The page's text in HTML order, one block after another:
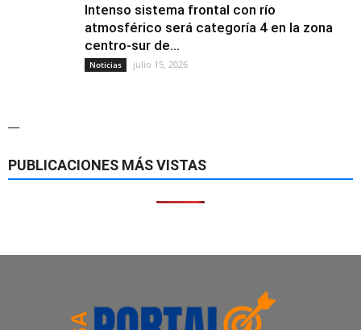
Intenso sistema frontal con río
atmosférico será categoría 4 en la zona
centro-sur de...
Noticias julio 15, 2026
—
PUBLICACIONES MÁS VISTAS